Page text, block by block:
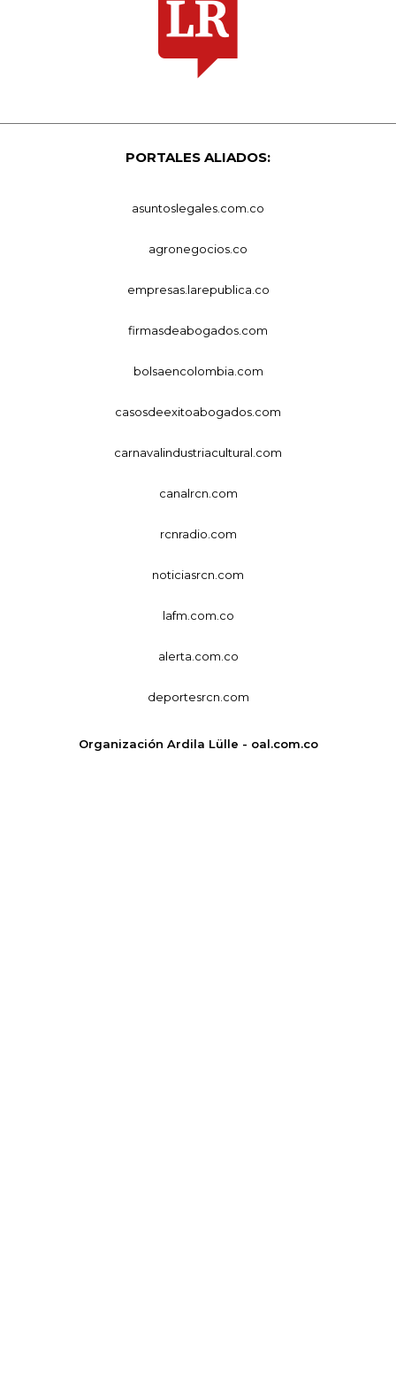
PORTALES ALIADOS:
asuntoslegales.com.co
agronegocios.co
empresas.larepublica.co
firmasdeabogados.com
bolsaencolombia.com
casosdeexitoabogados.com
carnavalindustriacultural.com
canalrcn.com
rcnradio.com
noticiasrcn.com
lafm.com.co
alerta.com.co
deportesrcn.com
Organización Ardila Lülle - oal.com.co